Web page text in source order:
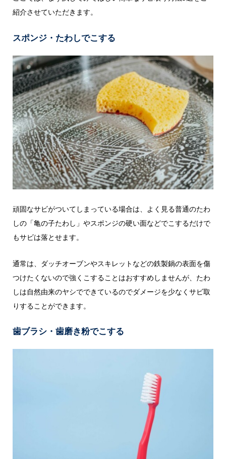
紹介させていただきます。
スポンジ・たわしでこする
頑固なサビがついてしまっている場合は、よく見る普通のたわ
しの「亀の子たわし」やスポンジの硬い面などでこするだけで
もサビは落とせます。
通常は、ダッチオーブンやスキレットなどの鉄製鍋の表面を傷
つけたくないので強くこすることはおすすめしませんが、たわ
しは自然由来のヤシでできているのでダメージを少なくサビ取
りすることができます。
歯ブラシ・歯磨き粉でこする